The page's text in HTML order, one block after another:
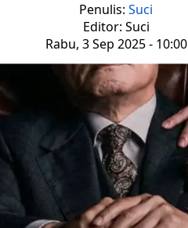
Penulis: Suci
Editor: Suci
Rabu, 3 Sep 2025 - 10:00